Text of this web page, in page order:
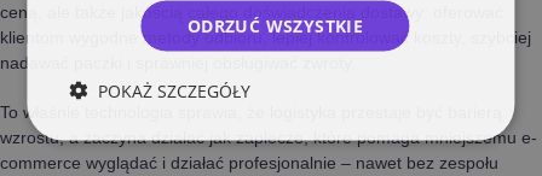
ceną, ale także jakością całego doświadczenia dostawy: oferować
klientom wygodne metody odbioru, lepiej kontrolować koszty, szybciej
nadawać paczki i sprawniej obsługiwać zwroty.
To właśnie technologia sprawia, że logistyka przestaje być barierą
wzrostu, a zaczyna działać jak zaplecze, które pomaga mniejszemu e-
commerce wyglądać i działać profesjonalnie – nawet bez zespołu
ODRZUĆ WSZYSTKIE
POKAŻ SZCZEGÓŁY